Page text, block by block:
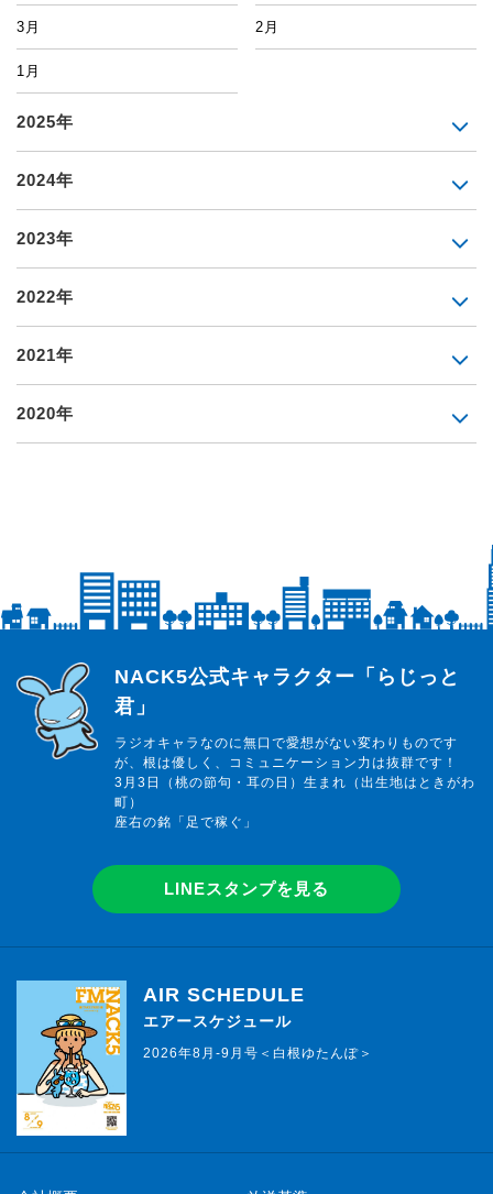
3月 2月
1月
2025年
2024年
2023年
2022年
2021年
2020年
らじっと君
NACK5公式キャラクター「らじっと
君」
ラジオキャラなのに無口で愛想がない変わりものです
が、根は優しく、コミュニケーション力は抜群です！
3月3日（桃の節句・耳の日）生まれ（出生地はときがわ
町）
座右の銘「足で稼ぐ」
LINEスタンプを見る
AIR SCHEDULE
エアースケジュール
2026年8月-9月号＜白根ゆたんぽ＞